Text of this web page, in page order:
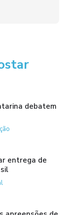
debatem
entrega de